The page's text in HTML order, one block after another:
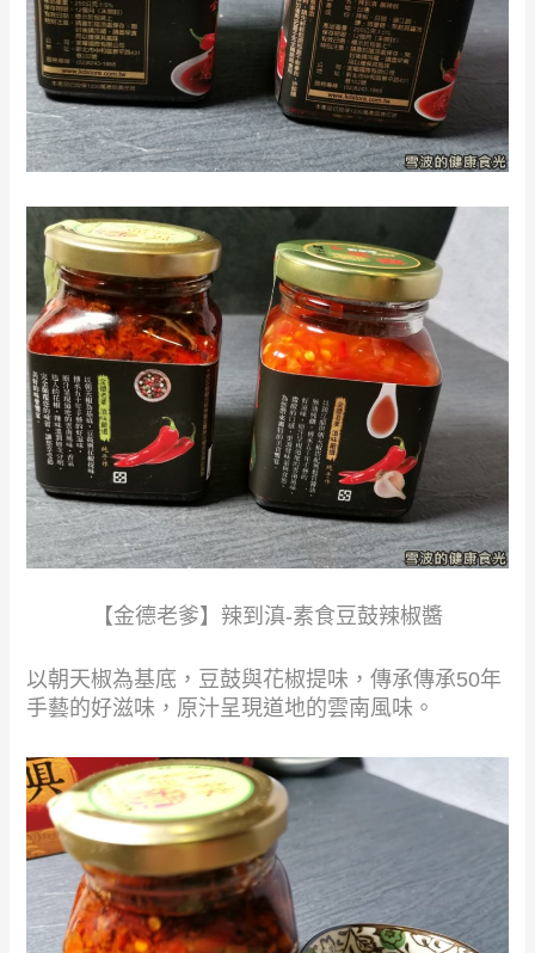
【金德老爹】辣到滇-素食豆鼓辣椒醬
以朝天椒為基底，豆鼓與花椒提味，傳承傳承50年
手藝的好滋味，原汁呈現道地的雲南風味。